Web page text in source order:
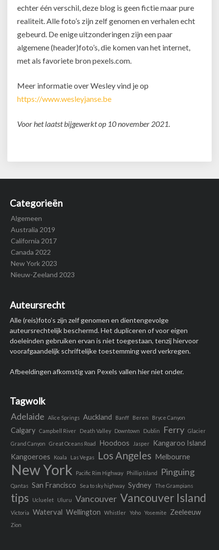
echter één verschil, deze blog is geen fictie maar pure
realiteit. Alle foto’s zijn zelf genomen en verhalen echt
gebeurd. De enige uitzonderingen zijn een paar
algemene (header)foto’s, die komen van het internet,
met als favoriete bron pexels.com.
Meer informatie over Wesley vind je op
https://www.wesleyjanse.be
Voor het laatst bijgewerkt op 10 november 2021.
Categorieën
Algemeen
Australia 2019
California 2017
Canada 2022
New York 2023
Nieuw-Zeeland 2023
Auteursrecht
Alle (reis)foto’s zijn zelf genomen en dientengevolge
auteursrechtelijk beschermd. Het dupliceren of voor eigen
doeleinden gebruiken ervan is niet toegestaan, tenzij hiervoor
voorafgaandelijk schriftelijke toestemming werd verkregen.
Afbeeldingen afkomstig van Pexels vallen hier niet onder.
Tagwolk
Adelaide Alice Springs Auckland Banff Beren Bryce Canyon
Calgary Campbell River Death Valley Downtown Dublin Ferry Glacier
Grand Canyon
Great Oceans Road Hoodoos Jasper
Kangaroo Island
Kangoeroes
Koala Las Vegas Los Angeles Melbourne
New York Pacific Rim Highway Phillip Island Pinguing
Qantas San Francisco Sea to sky highway Sydney The Grampians
tips Ucluelet Uluru Vancouver Vancouver Island
Victoria Waterval Wellington Whistler Yoho Yosemite Zeeleeuw
Zion